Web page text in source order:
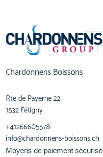
Chardonnens Boissons
Rte de Payerne 22
1532 Fétigny
+41266605578
info@chardonnens-boissons.ch
Moyens de paiement sécurisé